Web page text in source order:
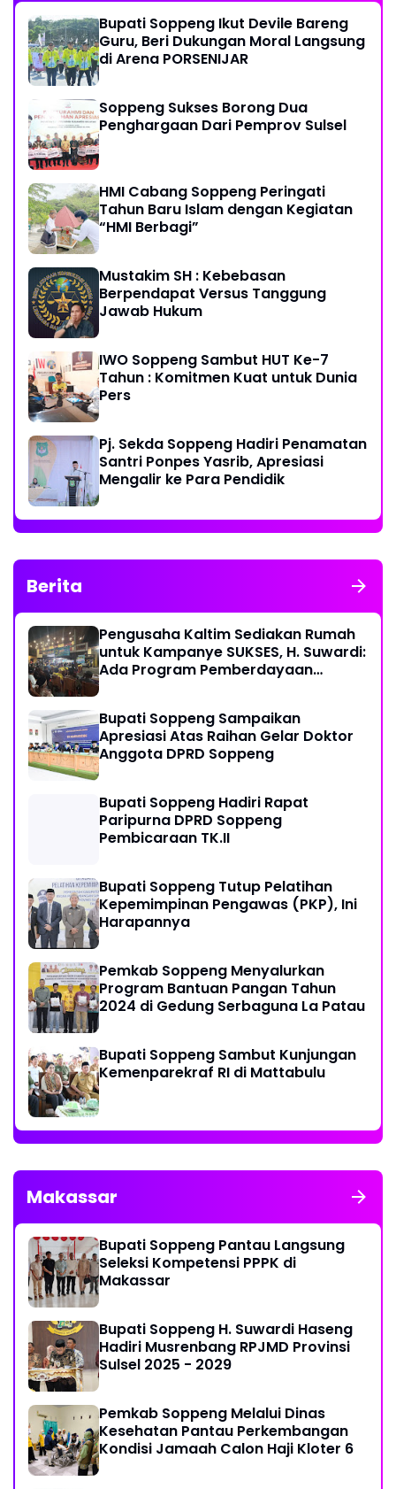
Bupati Soppeng Ikut Devile Bareng
Guru, Beri Dukungan Moral Langsung
di Arena PORSENIJAR
Soppeng Sukses Borong Dua
Penghargaan Dari Pemprov Sulsel
HMI Cabang Soppeng Peringati
Tahun Baru Islam dengan Kegiatan
“HMI Berbagi”
Mustakim SH : Kebebasan
Berpendapat Versus Tanggung
Jawab Hukum
IWO Soppeng Sambut HUT Ke-7
Tahun : Komitmen Kuat untuk Dunia
Pers
Pj. Sekda Soppeng Hadiri Penamatan
Santri Ponpes Yasrib, Apresiasi
Mengalir ke Para Pendidik
Berita
Pengusaha Kaltim Sediakan Rumah
untuk Kampanye SUKSES, H. Suwardi:
Ada Program Pemberdayaan
Bupati Soppeng Sampaikan
Apresiasi Atas Raihan Gelar Doktor
Anggota DPRD Soppeng
Bupati Soppeng Hadiri Rapat
Paripurna DPRD Soppeng
Pembicaraan TK.II
Bupati Soppeng Tutup Pelatihan
Kepemimpinan Pengawas (PKP), Ini
Harapannya
Pemkab Soppeng Menyalurkan
Program Bantuan Pangan Tahun
2024 di Gedung Serbaguna La Patau
Bupati Soppeng Sambut Kunjungan
Kemenparekraf RI di Mattabulu
Makassar
Bupati Soppeng Pantau Langsung
Seleksi Kompetensi PPPK di
Makassar
Bupati Soppeng H. Suwardi Haseng
Hadiri Musrenbang RPJMD Provinsi
Sulsel 2025 - 2029
Pemkab Soppeng Melalui Dinas
Kesehatan Pantau Perkembangan
Kondisi Jamaah Calon Haji Kloter 6